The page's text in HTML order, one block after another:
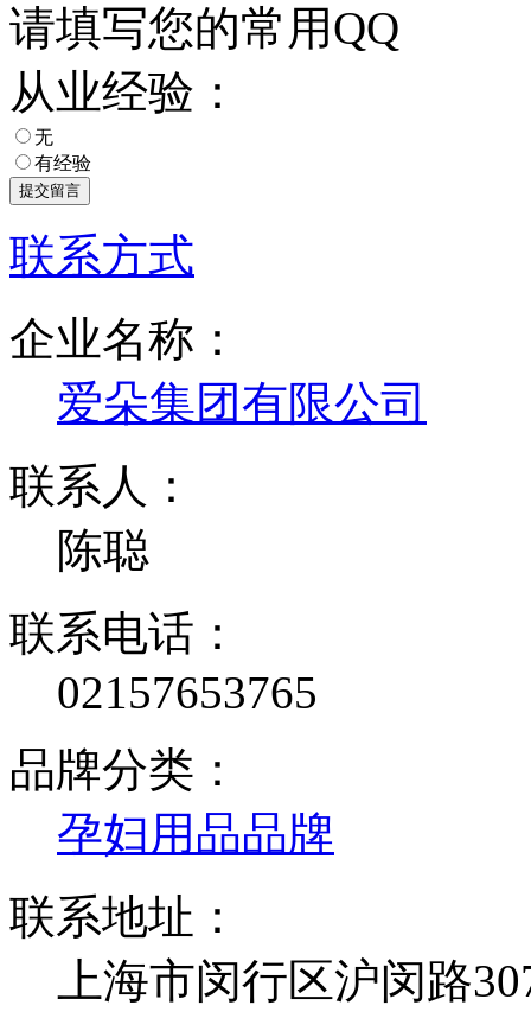
请填写您的常用QQ
从业经验：
无
有经验
联系方式
企业名称：
爱朵集团有限公司
联系人：
陈聪
联系电话：
02157653765
品牌分类：
孕妇用品品牌
联系地址：
上海市闵行区沪闵路